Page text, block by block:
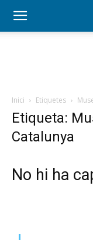
Inici Etiquetes
Etiqueta:
Catalunya
No hi ha